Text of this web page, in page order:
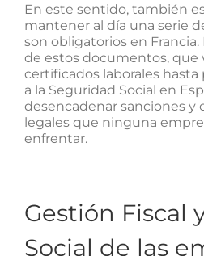
En este sentido, también
mantener al día una serie
son obligatorios en Francia.
de estos documentos, que
certificados laborales
a la Seguridad Social en
desencadenar sanciones y
legales que ninguna
enfrentar.
Gestión Fiscal
Social de las